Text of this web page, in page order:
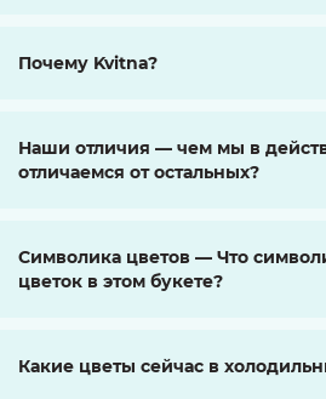
Почему Kvitna?
Наши отличия — чем мы в
отличаемся от остальных?
Символика цветов — Что
цветок в этом букете?
Какие цветы сейчас в